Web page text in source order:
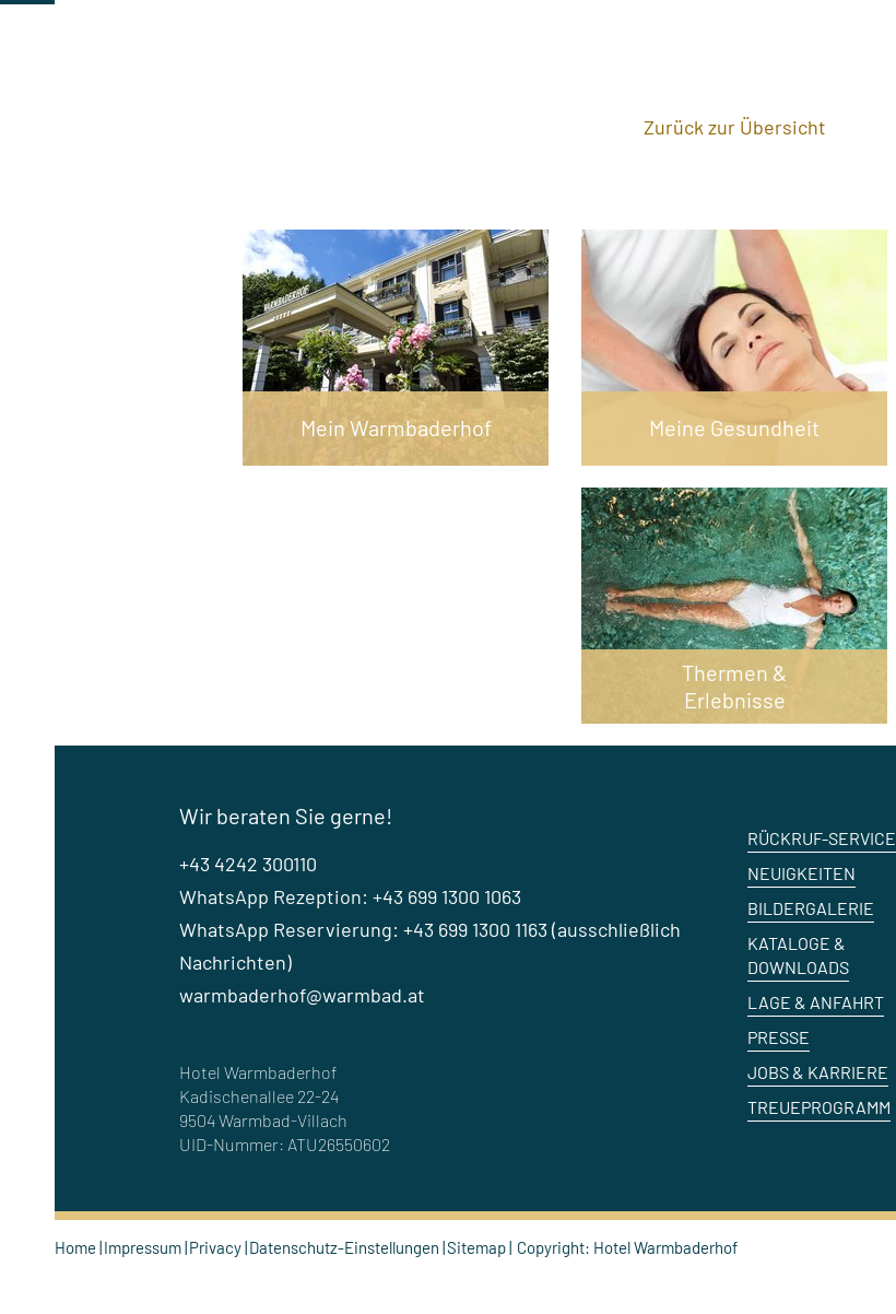
Zurück zur Übersicht
Mein Warmbaderhof Meine Gesundheit
Thermen &
Erlebnisse
Wir beraten Sie gerne!
+43 4242 300110
WhatsApp Rezeption: +43 699 1300 1063
WhatsApp Reservierung: +43 699 1300 1163 (ausschließlich
Nachrichten)
warmbaderhof@warmbad.at
Hotel Warmbaderhof
Kadischenallee 22-24
9504 Warmbad-Villach
UID-Nummer: ATU26550602
RÜCKRUF-SERVICE
NEUIGKEITEN
BILDERGALERIE
KATALOGE &
DOWNLOADS
LAGE & ANFAHRT
PRESSE
JOBS & KARRIERE
TREUEPROGRAMM
Home Impressum Privacy Datenschutz-Einstellungen Sitemap Copyright: Hotel Warmbaderhof